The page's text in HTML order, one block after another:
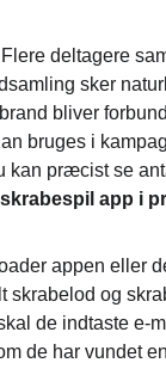
Flere deltagere
sker
bliver
bruges i
kan præcist se
app i
appen eller
skrabelod og
de indtaste e-
de har vundet